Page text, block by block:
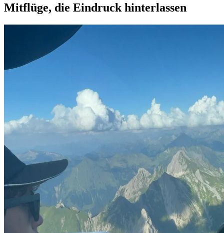
Mitflüge, die Eindruck hinterlassen